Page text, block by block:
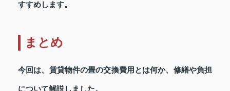
すすめします。
まとめ
今回は、賃貸物件の畳の交換費用とは何か、修繕や負担
について解説しました。